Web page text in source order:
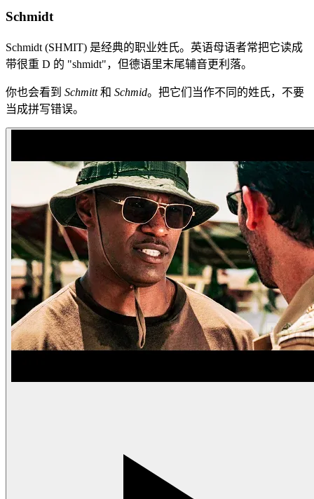
Schmidt
Schmidt (SHMIT) 是经典的职业姓氏。英语母语者常把它读成
带很重 D 的 "shmidt"，但德语里末尾辅音更利落。
你也会看到 Schmitt和 Schmid。把它们当作不同的姓氏，不要
当成拼写错误。